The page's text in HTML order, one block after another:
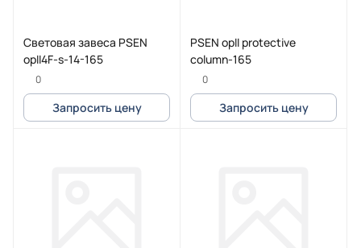
Световая завеса PSEN
opII4F-s-14-165
0
Запросить цену
PSEN opII protective
column-165
0
Запросить цену